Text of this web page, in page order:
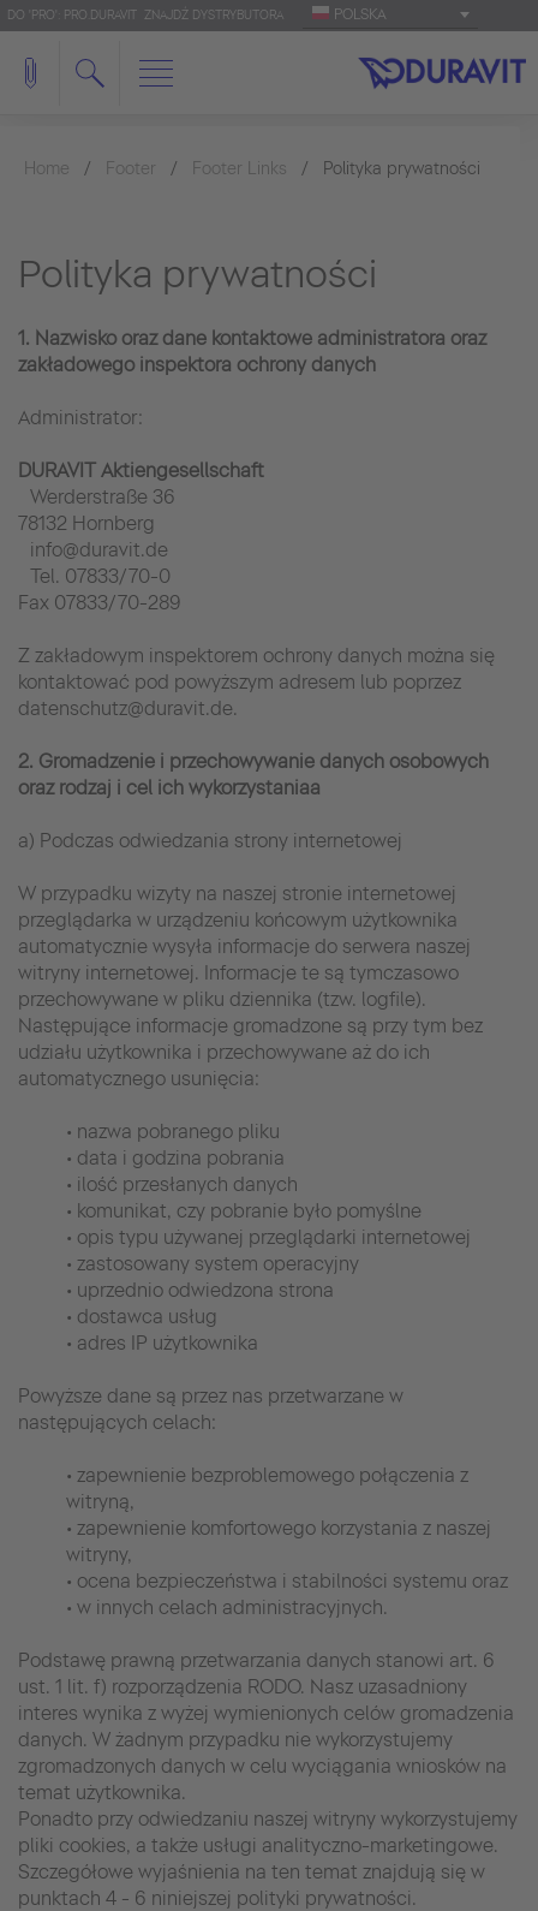
DO 'PRO': PRO.DURAVIT ZNAJDŹ DYSTRYBUTORA POLSKA
Home Footer Footer Links Polityka prywatności
Polityka prywatności
1. Nazwisko oraz dane kontaktowe administratora oraz
zakładowego inspektora ochrony danych
Administrator:
DURAVIT Aktiengesellschaft
Werderstraße 36
78132 Hornberg
info@duravit.de
Tel. 07833/70-0
Fax 07833/70-289
Z zakładowym inspektorem ochrony danych można się
kontaktować pod powyższym adresem lub poprzez
datenschutz@duravit.de.
2. Gromadzenie i przechowywanie danych osobowych
oraz rodzaj i cel ich wykorzystaniaa
a) Podczas odwiedzania strony internetowej
W przypadku wizyty na naszej stronie internetowej
przeglądarka w urządzeniu końcowym użytkownika
automatycznie wysyła informacje do serwera naszej
witryny internetowej. Informacje te są tymczasowo
przechowywane w pliku dziennika (tzw. logfile).
Następujące informacje gromadzone są przy tym bez
udziału użytkownika i przechowywane aż do ich
automatycznego usunięcia:
• nazwa pobranego pliku
• data i godzina pobrania
• ilość przesłanych danych
• komunikat, czy pobranie było pomyślne
• opis typu używanej przeglądarki internetowej
• zastosowany system operacyjny
• uprzednio odwiedzona strona
• dostawca usług
• adres IP użytkownika
Powyższe dane są przez nas przetwarzane w
następujących celach:
• zapewnienie bezproblemowego połączenia z
witryną,
• zapewnienie komfortowego korzystania z naszej
witryny,
• ocena bezpieczeństwa i stabilności systemu oraz
• w innych celach administracyjnych.
Podstawę prawną przetwarzania danych stanowi art. 6
ust. 1 lit. f) rozporządzenia RODO. Nasz uzasadniony
interes wynika z wyżej wymienionych celów gromadzenia
danych. W żadnym przypadku nie wykorzystujemy
zgromadzonych danych w celu wyciągania wniosków na
temat użytkownika.
Ponadto przy odwiedzaniu naszej witryny wykorzystujemy
pliki cookies, a także usługi analityczno-marketingowe.
Szczegółowe wyjaśnienia na ten temat znajdują się w
punktach 4 - 6 niniejszej polityki prywatności.